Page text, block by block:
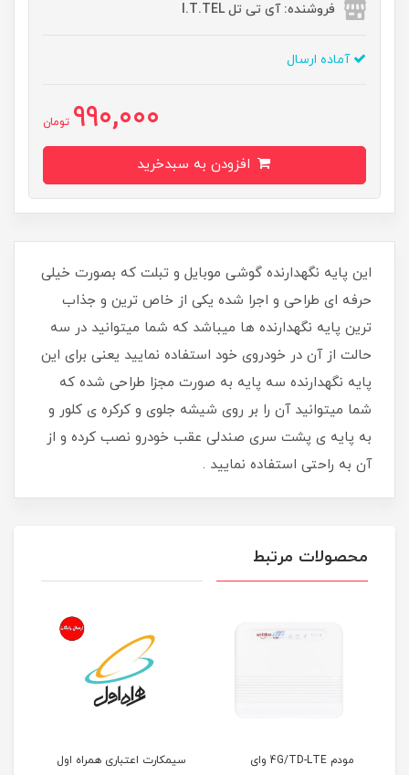
فروشنده: آی تی تل I.T.TEL
آماده ارسال
990,000 تومان
این پایه نگهدارنده گوشی موبایل و تبلت که بصورت خیلی
حرفه ای طراحی و اجرا شده یکی از خاص ترین و جذاب
ترین پایه نگهدارنده ها میباشد که شما میتوانید در سه
حالت از آن در خودروی خود استفاده نمایید یعنی برای این
پایه نگهدارنده سه پایه به صورت مجزا طراحی شده که
شما میتوانید آن را بر روی شیشه جلوی و کرکره ی کلور و
به پایه ی پشت سری صندلی عقب خودرو نصب کرده و از
آن به راحتی استفاده نمایید .
محصولات مرتبط
مودم 4G/TD-LTE وای سیمکارت اعتباری همراه اول